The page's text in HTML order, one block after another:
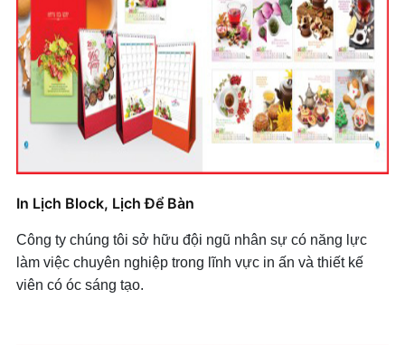
In Lịch Block, Lịch Để Bàn
Công ty chúng tôi sở hữu đội ngũ nhân sự có năng lực
làm việc chuyên nghiệp trong lĩnh vực in ấn và thiết kế
viên có óc sáng tạo.